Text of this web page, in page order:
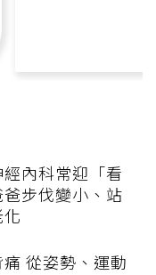
內科常迎「看
步伐變小、站
從姿勢、運動